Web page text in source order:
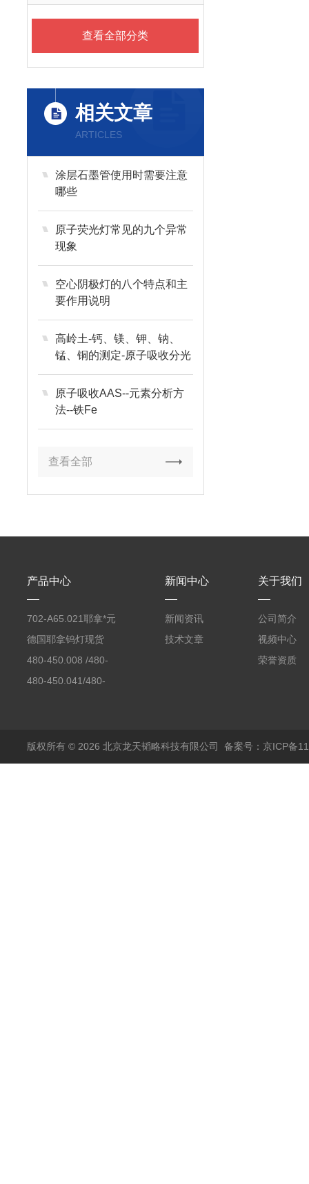
查看全部分类
相关文章
ARTICLES
涂层石墨管使用时需要注意
哪些
原子荧光灯常见的九个异常
现象
空心阴极灯的八个特点和主
要作用说明
高岭土-钙、镁、钾、钠、
锰、铜的测定-原子吸收分光
光度法
原子吸收AAS--元素分析方
法--铁Fe
查看全部
产品中心
702-A65.021耶拿*元
素分析仪反应罐
德国耶拿钨灯现货
480-450.008 /480-
450.008C耶拿镉Cd空
480-450.041/480-
包邮
新闻中心
新闻资讯
技术文章
关于我们
公司简介
视频中心
荣誉资质
版权所有 © 2026 北京龙天韬略科技有限公司 备案号：京ICP备